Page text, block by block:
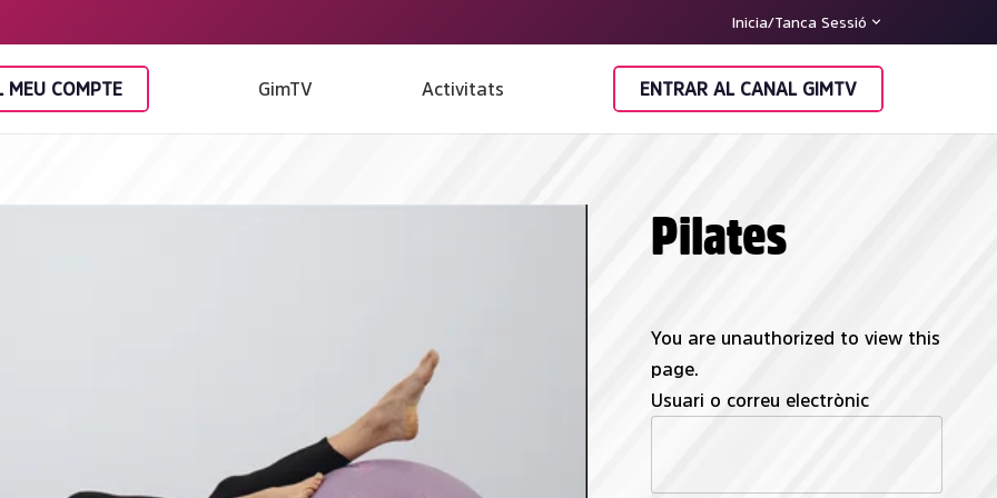
Inicia/Tanca Sessió
MEU COMPTE GimTV Activitats ENTRAR AL CANAL GIMTV
Pilates
You are unauthorized to view this
page.
Usuari o correu electrònic